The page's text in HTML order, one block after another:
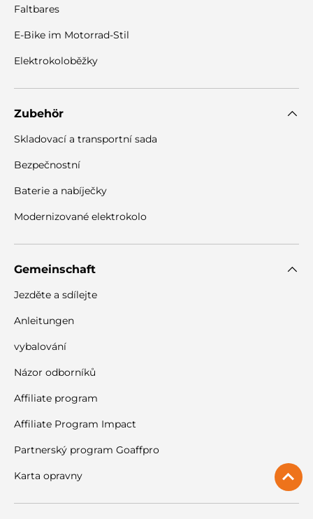
Faltbares
E-Bike im Motorrad-Stil
Elektrokoloběžky
Zubehör
Skladovací a transportní sada
Bezpečnostní
Baterie a nabíječky
Modernizované elektrokolo
Gemeinschaft
Jezděte a sdílejte
Anleitungen
vybalování
Názor odborníků
Affiliate program
Affiliate Program Impact
Partnerský program Goaffpro
Karta opravny